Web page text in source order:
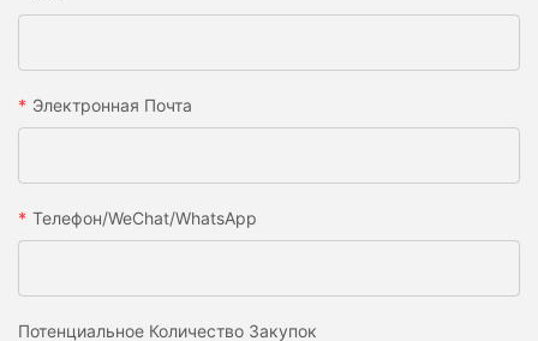
Электронная Почта
Телефон/WeChat/WhatsApp
Потенциальное Количество Закупок